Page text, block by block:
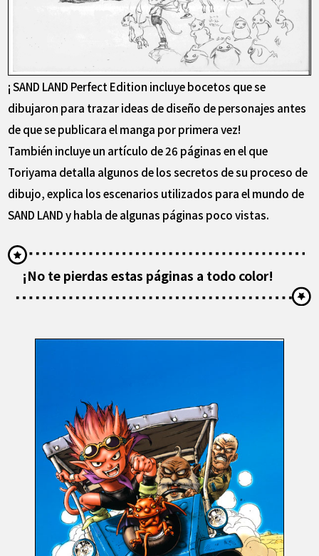
¡ SAND LAND Perfect Edition incluye bocetos que se
dibujaron para trazar ideas de diseño de personajes antes
de que se publicara el manga por primera vez!
También incluye un artículo de 26 páginas en el que
Toriyama detalla algunos de los secretos de su proceso de
dibujo, explica los escenarios utilizados para el mundo de
SAND LAND y habla de algunas páginas poco vistas.
¡No te pierdas estas páginas a todo color!